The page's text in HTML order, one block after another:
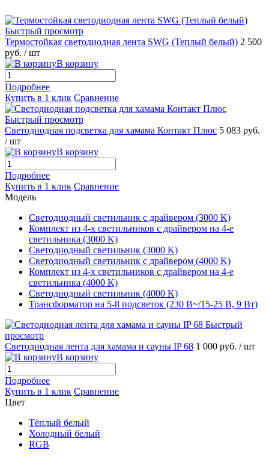
Быстрый просмотр
Термостойкая светодиодная лента SWG (Теплый белый) 2 500
руб. / шт
В корзину
Подробнее
Купить в 1 клик Сравнение
Быстрый просмотр
Светодиодная подсветка для хамама Контакт Плюс 5 083 руб.
/ шт
В корзину
Подробнее
Купить в 1 клик Сравнение
Модель
Светодиодный светильник с драйвером (3000 K)
Комплект из 4-х светильников с драйвером на 4-е
светильника (3000 K)
Светодиодный светильник (3000 K)
Светодиодный светильник с драйвером (4000 K)
Комплект из 4-х светильников с драйвером на 4-е
светильника (4000 K)
Светодиодный светильник (4000 K)
Трансформатор на 5-8 подсветок (230 В~/15-25 В, 9 Вт)
Быстрый
просмотр
Светодиодная лента для хамама и сауны IP 68 1 000 руб. / шт
В корзину
Подробнее
Купить в 1 клик Сравнение
Цвет
Тёплый белый
Холодный белый
RGB